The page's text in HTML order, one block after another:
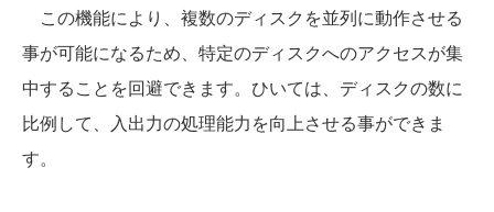
この機能により、複数のディスクを並列に動作させる
事が可能になるため、特定のディスクへのアクセスが集
中することを回避できます。ひいては、ディスクの数に
比例して、入出力の処理能力を向上させる事ができま
す。